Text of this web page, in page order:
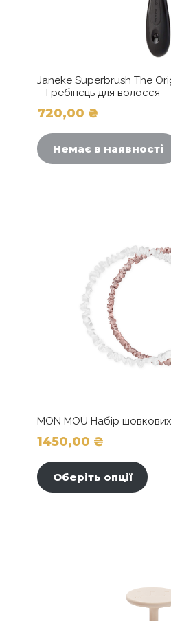
Janeke Superbrush The
– Гребінець для волосся
720,00 ₴
Немає в наявності
MON MOU Набір
1450,00 ₴
Оберіть опції